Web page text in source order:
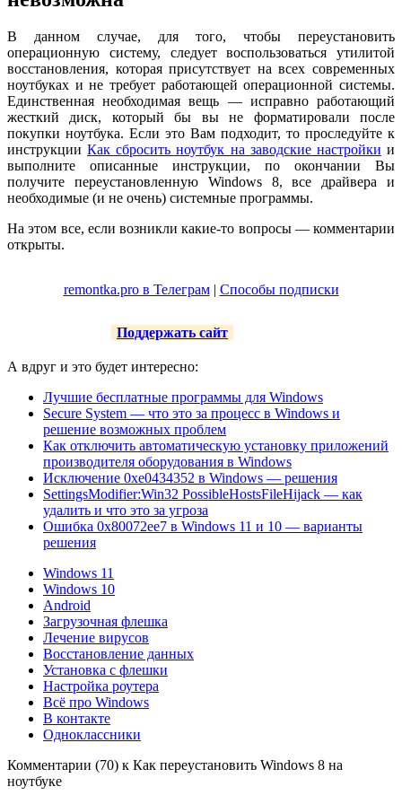
В данном случае, для того, чтобы переустановить
операционную систему, следует воспользоваться утилитой
восстановления, которая присутствует на всех современных
ноутбуках и не требует работающей операционной системы.
Единственная необходимая вещь — исправно работающий
жесткий диск, который бы вы не форматировали после
покупки ноутбука. Если это Вам подходит, то проследуйте к
инструкцииКак сбросить ноутбук на заводские настройки и
выполните описанные инструкции, по окончании Вы
получите переустановленную Windows 8, все драйвера и
необходимые (и не очень) системные программы.
На этом все, если возникли какие-то вопросы — комментарии
открыты.
remontka.pro в Телеграм| Способы подписки
Поддержать сайт
А вдруг и это будет интересно:
Лучшие бесплатные программы для Windows
Secure System — что это за процесс в Windows и
решение возможных проблем
Как отключить автоматическую установку приложений
производителя оборудования в Windows
Исключение 0xe0434352 в Windows — решения
SettingsModifier:Win32 PossibleHostsFileHijack — как
удалить и что это за угроза
Ошибка 0x80072ee7 в Windows 11 и 10 — варианты
решения
Windows 11
Windows 10
Android
Загрузочная флешка
Лечение вирусов
Восстановление данных
Установка с флешки
Настройка роутера
Всё про Windows
В контакте
Одноклассники
Комментарии (70) к Как переустановить Windows 8 на
ноутбуке